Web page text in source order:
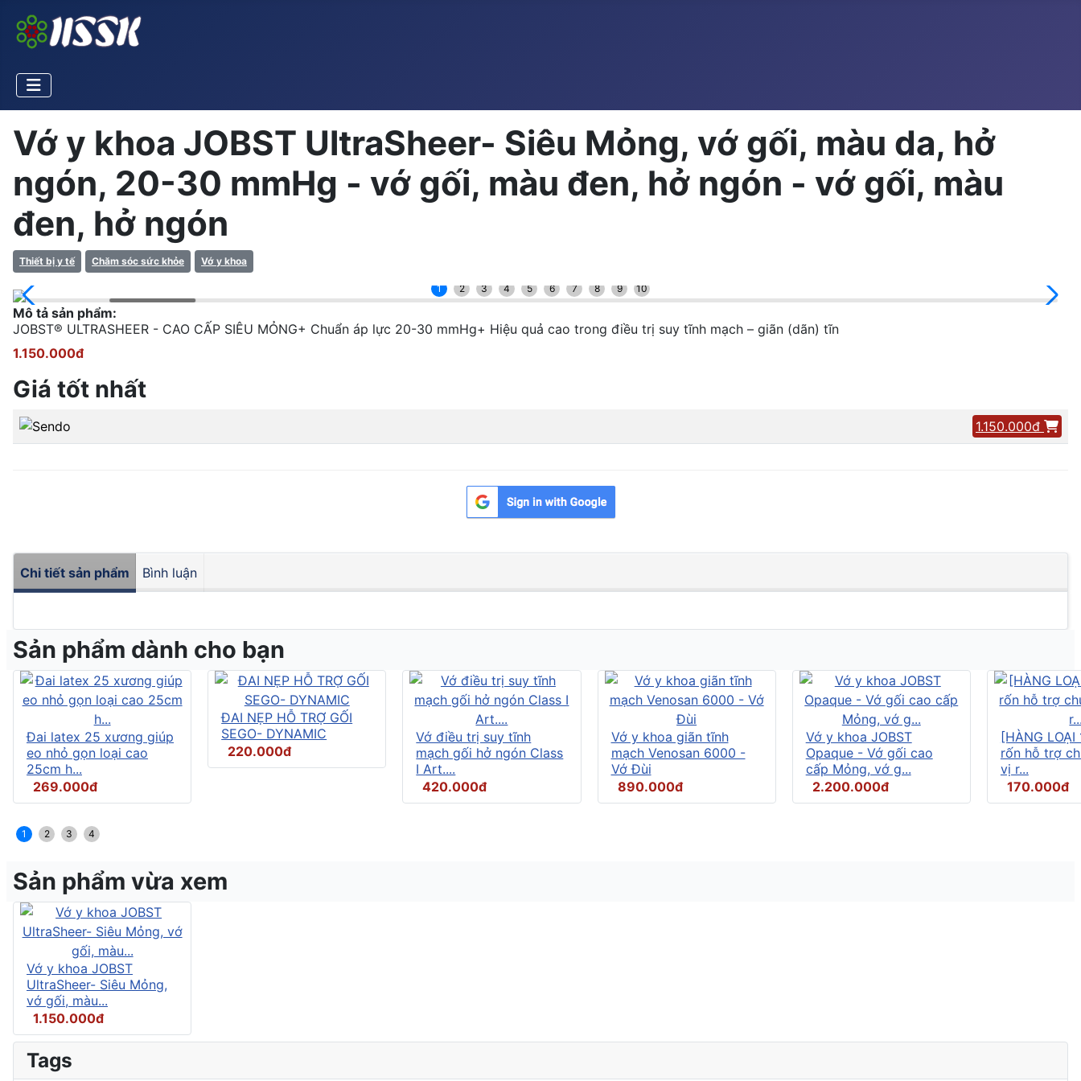
Vớ y khoa JOBST UltraSheer- Siêu Mỏng, vớ gối, màu da, hở
ngón, 20-30 mmHg - vớ gối, màu đen, hở ngón - vớ gối, màu
đen, hở ngón
Thiết bị y tế Chăm sóc sức khỏe Vớ y khoa
1 2 3 4 5 6 7 8 9 10
Mô tả sản phẩm:
JOBST® ULTRASHEER - CAO CẤP SIÊU MỎNG+ Chuẩn áp lực 20-30 mmHg+ Hiệu quả cao trong điều trị suy tĩnh mạch – giãn (dãn) tĩn
1.150.000đ
Giá tốt nhất
1.150.000đ
Chi tiết sản phẩm Bình luận
Sản phẩm dành cho bạn
Đai latex 25 xương giúp
eo nhỏ gọn loại cao
25cm h...
269.000đ
ĐAI NẸP HỖ TRỢ GỐI
SEGO- DYNAMIC
220.000đ
Vớ điều trị suy tĩnh
mạch gối hở ngón Class
I Art....
420.000đ
Vớ y khoa giãn tĩnh
mạch Venosan 6000 -
Vớ Đùi
890.000đ
Vớ y khoa JOBST
Opaque - Vớ gối cao
cấp Mỏng, vớ g...
2.200.000đ
[HÀNG
rốn hỗ trợ
vị r...
170.000đ
1 2 3 4
Sản phẩm vừa xem
Vớ y khoa JOBST
UltraSheer- Siêu Mỏng,
vớ gối, màu...
1.150.000đ
Tags